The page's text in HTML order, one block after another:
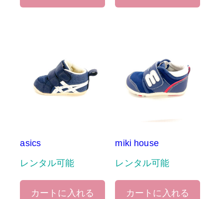
asics
レンタル可能
カートに入れる
miki house
レンタル可能
カートに入れる